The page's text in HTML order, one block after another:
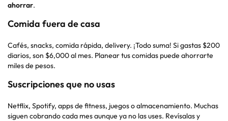
ahorrar.
Comida fuera de casa
Cafés, snacks, comida rápida, delivery. ¡Todo suma! Si gastas $200
diarios, son $6,000 al mes. Planear tus comidas puede ahorrarte
miles de pesos.
Suscripciones que no usas
Netflix, Spotify, apps de fitness, juegos o almacenamiento. Muchas
siguen cobrando cada mes aunque ya no las uses. Revísalas y